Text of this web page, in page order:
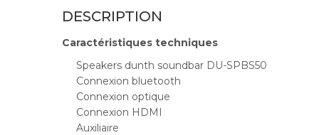
DESCRIPTION
Caractéristiques techniques
Speakers dunth soundbar DU-SPBS50
Connexion bluetooth
Connexion optique
Connexion HDMI
Auxiliaire